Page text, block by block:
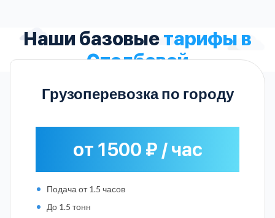
Наши базовыетарифы в
Столбовой
Грузоперевозка по городу
от 1500 ₽ / час
Подача от 1.5 часов
До 1.5 тонн